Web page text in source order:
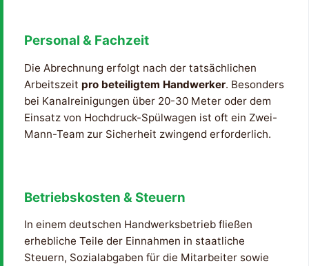
Personal & Fachzeit
Die Abrechnung erfolgt nach der tatsächlichen
Arbeitszeit pro beteiligtem Handwerker. Besonders
bei Kanalreinigungen über 20-30 Meter oder dem
Einsatz von Hochdruck-Spülwagen ist oft ein Zwei-
Mann-Team zur Sicherheit zwingend erforderlich.
Betriebskosten & Steuern
In einem deutschen Handwerksbetrieb fließen
erhebliche Teile der Einnahmen in staatliche
Steuern, Sozialabgaben für die Mitarbeiter sowie